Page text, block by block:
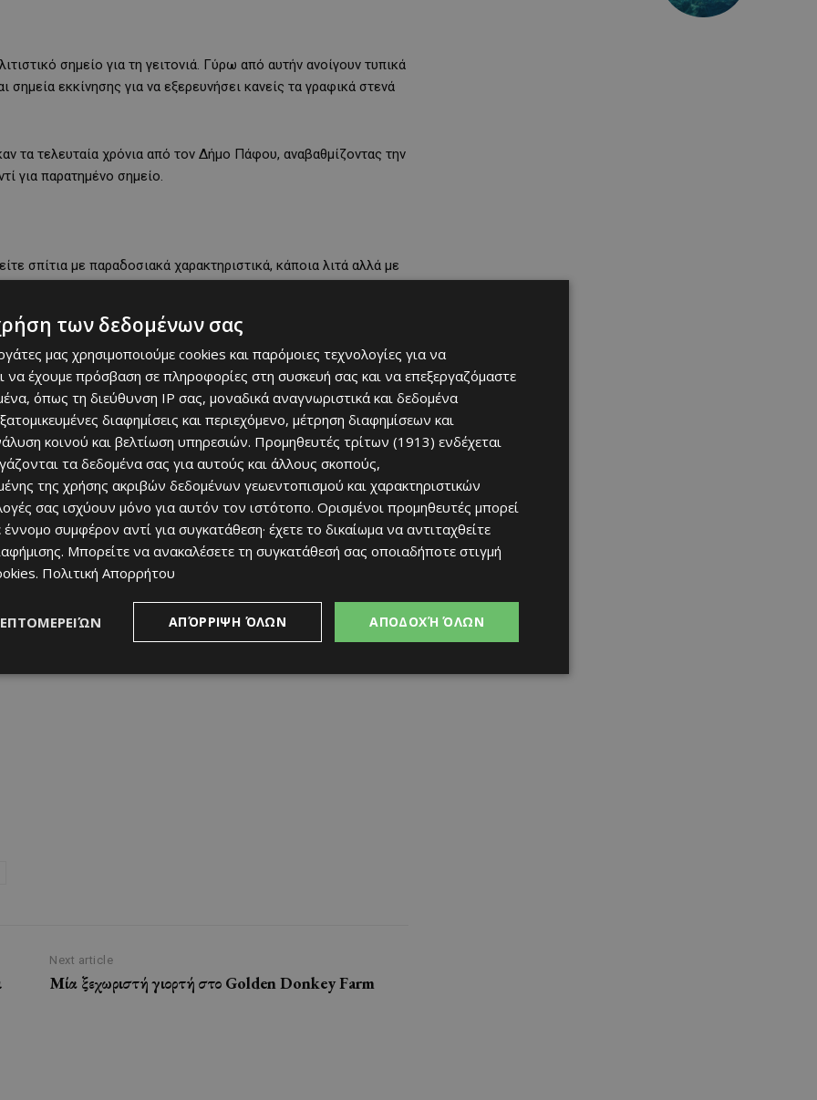
σημείο για τη γειτονιά. Γύρω από αυτήν ανοίγουν τυπικά
εκκίνησης για να εξερευνήσει κανείς τα γραφικά στενά
τα τελευταία χρόνια από τον Δήμο Πάφου, αναβαθμίζοντας την
για παρατημένο σημείο.
σπίτια με παραδοσιακά χαρακτηριστικά, κάποια λιτά αλλά με
#fyp #cypruslife@travel_escapers♬
BeardMusicStock
#cyprus #fyp @travel_escapers♬
Κύπρο
Next article
Μία ξεχωριστή γιορτή στο Golden Donkey Farm
των δεδομένων σας
μας χρησιμοποιούμε cookies και παρόμοιες τεχνολογίες για να
να έχουμε πρόσβαση σε πληροφορίες στη συσκευή σας και να επεξεργαζόμαστε
όπως τη διεύθυνση IP σας, μοναδικά αναγνωριστικά και δεδομένα
διαφημίσεις και περιεχόμενο, μέτρηση διαφημίσεων και
κοινού και βελτίωση υπηρεσιών. Προμηθευτές τρίτων (1913) ενδέχεται
τα δεδομένα σας για αυτούς και άλλους σκοπούς,
της χρήσης ακριβών δεδομένων γεωεντοπισμού και χαρακτηριστικών
σας ισχύουν μόνο για αυτόν τον ιστότοπο. Ορισμένοι προμηθευτές μπορεί
συμφέρον αντί για συγκατάθεση· έχετε το δικαίωμα να αντιταχθείτε
. Μπορείτε να ανακαλέσετε τη συγκατάθεσή σας οποιαδήποτε στιγμή
. Πολιτική Απορρήτου
ΑΠΟΔΟΧΉ ΌΛΩΝ
ΑΠΌΡΡΙΨΗ ΌΛΩΝ